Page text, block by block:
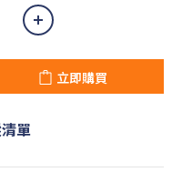
立即購買
單